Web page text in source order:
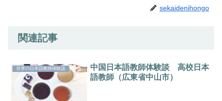
sekaidenihongo
関連記事
世界の日本語教師体験談
中国日本語教師体験談 高校日本
語教師（広東省中山市）